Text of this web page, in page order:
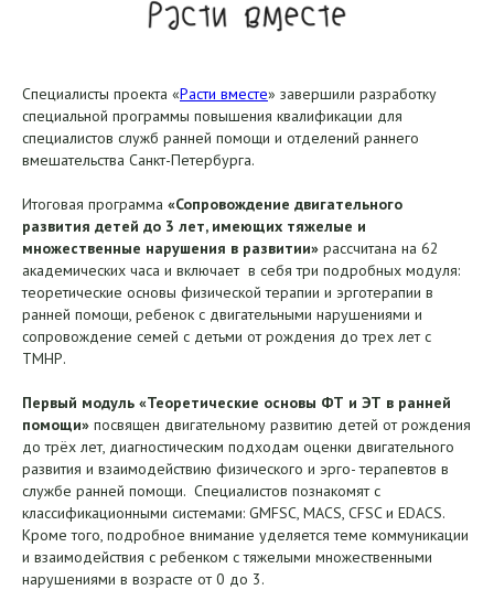
Специалисты проекта «Расти вместе» завершили разработку
специальной программы повышения квалификации для
специалистов служб ранней помощи и отделений раннего
вмешательства Санкт-Петербурга.
Итоговая программа «Сопровождение двигательного
развития детей до 3 лет, имеющих тяжелые и
множественные нарушения в развитии» рассчитана на 62
академических часа и включает в себя три подробных модуля:
теоретические основы физической терапии и эрготерапии в
ранней помощи, ребенок с двигательными нарушениями и
сопровождение семей с детьми от рождения до трех лет с
ТМНР.
Первый модуль «Теоретические основы ФТ и ЭТ в ранней
помощи» посвящен двигательному развитию детей от рождения
до трёх лет, диагностическим подходам оценки двигательного
развития и взаимодействию физического и эрго- терапевтов в
службе ранней помощи. Специалистов познакомят с
классификационными системами: GMFSC, MАCS, CFSC и EDACS.
Кроме того, подробное внимание уделяется теме коммуникации
и взаимодействия с ребенком с тяжелыми множественными
нарушениями в возрасте от 0 до 3.